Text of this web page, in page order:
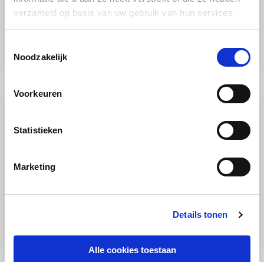
verzameld op basis van uw gebruik van hun services.
Noodzakelijk
Voorkeuren
Statistieken
Marketing
Details tonen
Alle cookies toestaan